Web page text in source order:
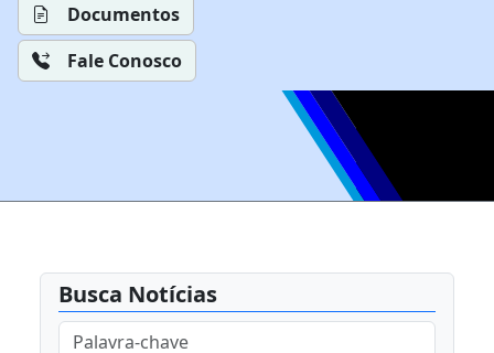
Documentos
Fale Conosco
Busca Notícias